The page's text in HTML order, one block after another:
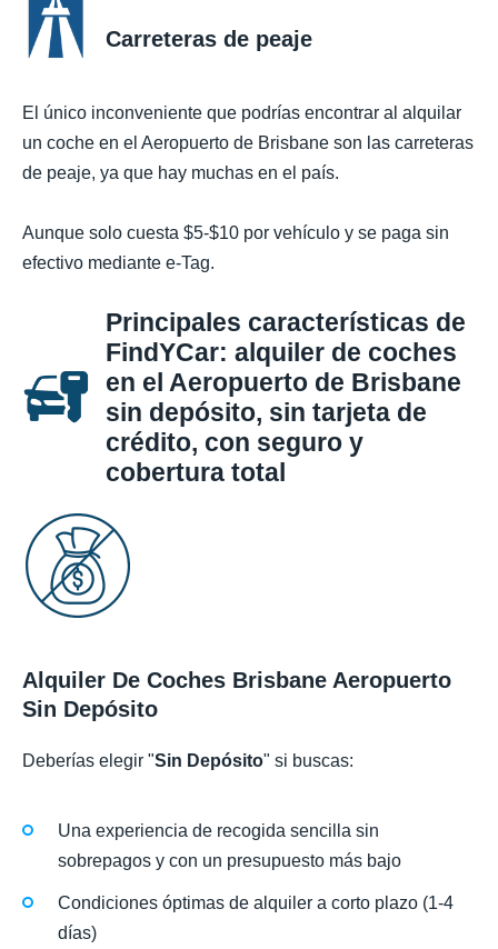
Carreteras de peaje
El único inconveniente que podrías encontrar al alquilar
un coche en el Aeropuerto de Brisbane son las carreteras
de peaje, ya que hay muchas en el país.
Aunque solo cuesta $5-$10 por vehículo y se paga sin
efectivo mediante e-Tag.
Principales características de
FindYCar: alquiler de coches
en el Aeropuerto de Brisbane
sin depósito, sin tarjeta de
crédito, con seguro y
cobertura total
Alquiler De Coches Brisbane Aeropuerto
Sin Depósito
Deberías elegir "Sin Depósito" si buscas:
Una experiencia de recogida sencilla sin
sobrepagos y con un presupuesto más bajo
Condiciones óptimas de alquiler a corto plazo (1-4
días)